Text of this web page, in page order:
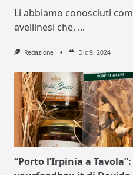
Li abbiamo conosciuti
avellinesi che, ...
Redazione Dic 9, 2024
“Porto l’Irpinia a